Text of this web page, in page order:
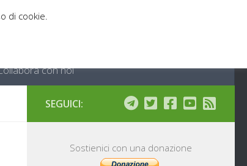
con noi
SEGUICI:
Sostienici con una donazione
di cookie.